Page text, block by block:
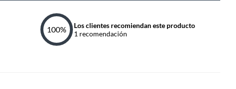
100%
Los clientes recomiendan este producto
1 recomendación